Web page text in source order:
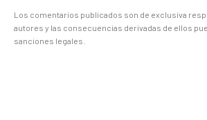
Los comentarios publicados son de exclusiva
autores y las consecuencias derivadas de ellos
sanciones legales.